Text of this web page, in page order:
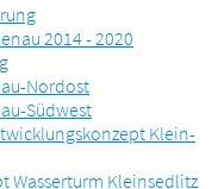
2014 - 2020
Nordost
Südwest
Klein-
Wasserturm Kleinsedlitz